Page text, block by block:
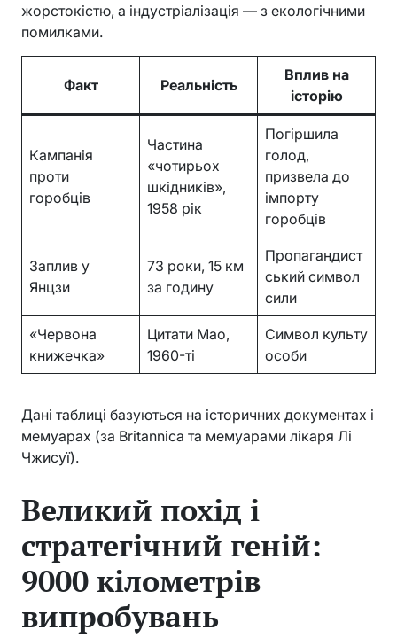
жорстокістю, а індустріалізація — з екологічними
помилками.
Факт Реальність
Вплив на
історію
Кампанія
проти
горобців
Частина
«чотирьох
шкідників»,
1958 рік
Погіршила
голод,
призвела до
імпорту
горобців
Заплив у
Янцзи
73 роки, 15 км
за годину
Пропагандист
ський символ
сили
«Червона
книжечка»
Цитати Мао,
1960-ті
Символ культу
особи
Дані таблиці базуються на історичних документах і
мемуарах (за Britannica та мемуарами лікаря Лі
Чжисуї).
Великий похід і
стратегічний геній:
9000 кілометрів
випробувань